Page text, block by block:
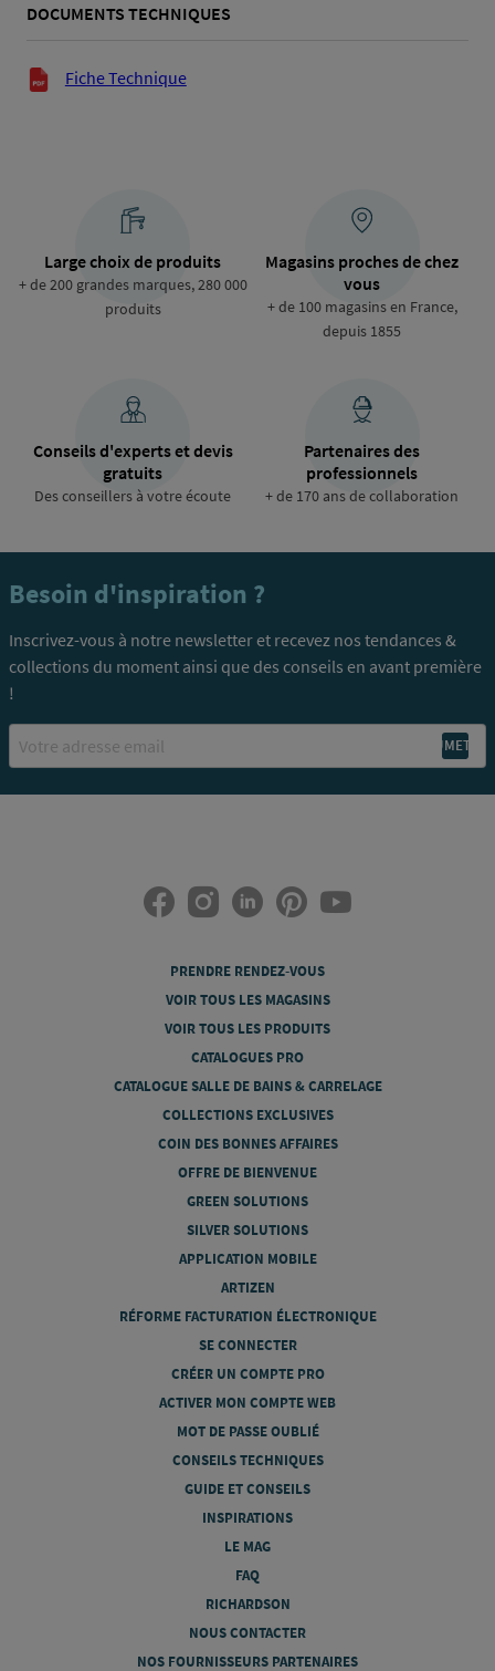
DOCUMENTS TECHNIQUES
Documents techniques
Fiche Technique
Large choix de produits
+ de 200 grandes marques, 280 000
produits
Magasins proches de chez
vous
+ de 100 magasins en France,
depuis 1855
Conseils d'experts et devis
gratuits
Des conseillers à votre écoute
Partenaires des
professionnels
+ de 170 ans de collaboration
Besoin d'inspiration ?
Inscrivez-vous à notre newsletter et recevez nos tendances &
collections du moment ainsi que des conseils en avant première
!
PRENDRE RENDEZ-VOUS
VOIR TOUS LES MAGASINS
VOIR TOUS LES PRODUITS
CATALOGUES PRO
CATALOGUE SALLE DE BAINS & CARRELAGE
COLLECTIONS EXCLUSIVES
COIN DES BONNES AFFAIRES
OFFRE DE BIENVENUE
GREEN SOLUTIONS
SILVER SOLUTIONS
APPLICATION MOBILE
ARTIZEN
RÉFORME FACTURATION ÉLECTRONIQUE
SE CONNECTER
CRÉER UN COMPTE PRO
ACTIVER MON COMPTE WEB
MOT DE PASSE OUBLIÉ
CONSEILS TECHNIQUES
GUIDE ET CONSEILS
INSPIRATIONS
LE MAG
FAQ
RICHARDSON
NOUS CONTACTER
NOS FOURNISSEURS PARTENAIRES